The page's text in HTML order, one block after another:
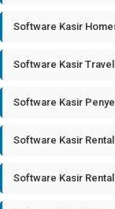
Software Kasir
Software Kasir
Software Kasir
Software Kasir
Software Kasir